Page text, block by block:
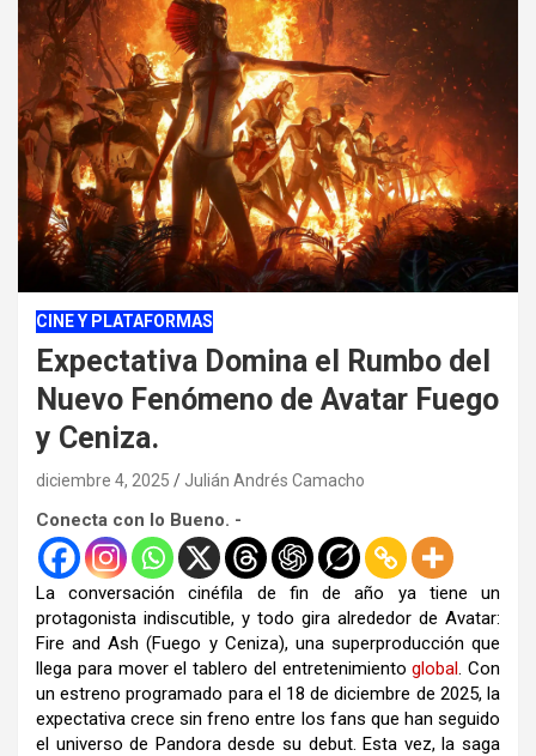
content
CINE Y PLATAFORMAS
Expectativa Domina el Rumbo del
Nuevo Fenómeno de Avatar Fuego
y Ceniza.
diciembre 4, 2025 Julián Andrés Camacho
Conecta con lo Bueno. -
La conversación cinéfila de fin de año ya tiene un
protagonista indiscutible, y todo gira alrededor de Avatar:
Fire and Ash (Fuego y Ceniza), una superproducción que
llega para mover el tablero del entretenimientoglobal. Con
un estreno programado para el 18 de diciembre de 2025, la
expectativa crece sin freno entre los fans que han seguido
el universo de Pandora desde su debut. Esta vez, la saga